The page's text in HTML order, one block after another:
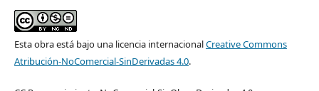
Esta obra está bajo una licencia internacionalCreative Commons
Atribución-NoComercial-SinDerivadas 4.0.